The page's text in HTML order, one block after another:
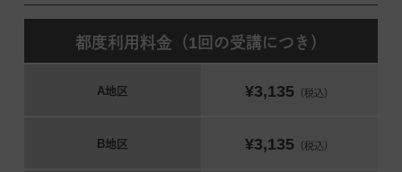
都度利用料金（1回の受講につき）
A地区 ¥3,135 （税込）
B地区 ¥3,135 （税込）